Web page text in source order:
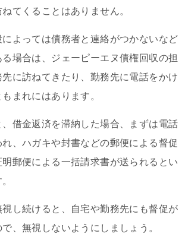
てくることはありません。
よっては債務者と連絡がつかないなど
場合は、ジェーピーエヌ債権回収の担
に訪ねてきたり、勤務先に電話をかけ
まれにはあります。
、借金返済を滞納した場合、まずは電話
、ハガキや封書などの郵便による督促
郵便による一括請求書が送られるとい
し続けると、自宅や勤務先にも督促が
、無視しないようにしましょう。